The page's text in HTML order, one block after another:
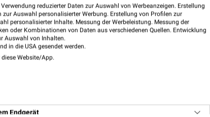
reduzierter Daten zur Auswahl von Werbeanzeigen. Erstellung
Auswahl personalisierter Werbung. Erstellung von Profilen zur
personalisierter Inhalte. Messung der Werbeleistung. Messung der
oder Kombinationen von Daten aus verschiedenen Quellen. Entwicklung
Auswahl von Inhalten.
in die USA gesendet werden.
Website/App.
Endgerät